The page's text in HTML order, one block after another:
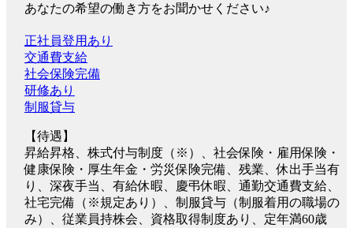
あなたの希望の働き方をお聞かせください♪
正社員登用あり
交通費支給
社会保険完備
研修あり
制服貸与
【待遇】
昇給昇格、株式付与制度（※）、社会保険・雇用保険・
健康保険・厚生年金・労災保険完備、残業、休出手当有
り、深夜手当、有給休暇、慶弔休暇、通勤交通費支給、
社宅完備（※規定あり）、制服貸与（制服着用の職場の
み）、従業員持株会、資格取得制度あり、定年満60歳